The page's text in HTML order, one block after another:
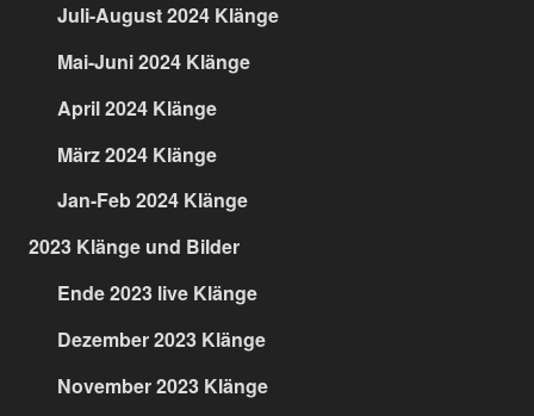
Juli-August 2024 Klänge
Mai-Juni 2024 Klänge
April 2024 Klänge
März 2024 Klänge
Jan-Feb 2024 Klänge
2023 Klänge und Bilder
Ende 2023 live Klänge
Dezember 2023 Klänge
November 2023 Klänge